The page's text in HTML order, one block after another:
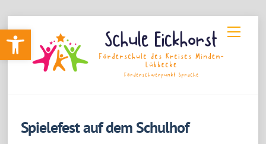
Werkzeugleiste öffnen
to
content
Menu
Spielefest auf dem Schulhof